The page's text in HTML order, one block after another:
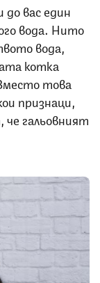
вас един
вода. Нито
вода,
котка
това
признаци,
гальовният